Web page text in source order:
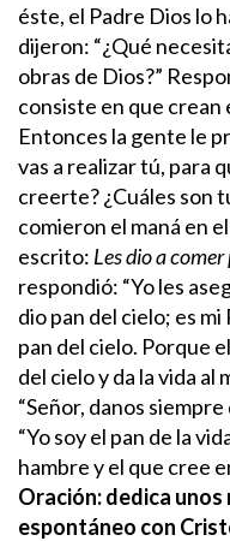
éste, el Padre Dios lo
dijeron: “¿Qué
obras de Dios?”
consiste en que crean
Entonces la gente le
vas a realizar tú, para
creerte? ¿Cuáles son
comieron el maná en
escrito: Les dio a
respondió: “Yo les
dio pan del cielo; es
pan del cielo. Porque
del cielo y da la vida al
“Señor, danos
“Yo soy el pan de la
hambre y el que cree
Oración: dedica
espontáneo con